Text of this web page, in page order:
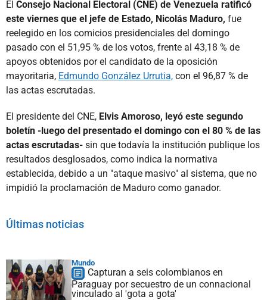
El Consejo Nacional Electoral (CNE) de Venezuela ratificó
este viernes que el jefe de Estado, Nicolás Maduro, fue
reelegido en los comicios presidenciales del domingo
pasado con el 51,95 % de los votos, frente al 43,18 % de
apoyos obtenidos por el candidato de la oposición
mayoritaria, Edmundo González Urrutia, con el 96,87 % de
las actas escrutadas.
El presidente del CNE, Elvis Amoroso, leyó este segundo
boletín -luego del presentado el domingo con el 80 % de las
actas escrutadas- sin que todavía la institución publique los
resultados desglosados, como indica la normativa
establecida, debido a un "ataque masivo" al sistema, que no
impidió la proclamación de Maduro como ganador.
Últimas noticias
Mundo
Capturan a seis colombianos en
Paraguay por secuestro de un connacional
vinculado al 'gota a gota'